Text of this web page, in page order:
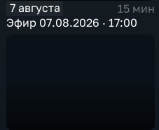
7 августа
15 мин
Эфир 07.08.2026 · 17:00